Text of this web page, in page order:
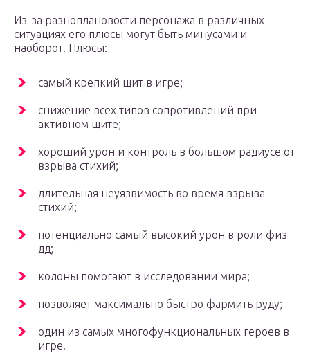
Из-за разноплановости персонажа в различных
ситуациях его плюсы могут быть минусами и
наоборот. Плюсы:
самый крепкий щит в игре;
снижение всех типов сопротивлений при
активном щите;
хороший урон и контроль в большом радиусе от
взрыва стихий;
длительная неуязвимость во время взрыва
стихий;
потенциально самый высокий урон в роли физ
дд;
колоны помогают в исследовании мира;
позволяет максимально быстро фармить руду;
один из самых многофункциональных героев в
игре.